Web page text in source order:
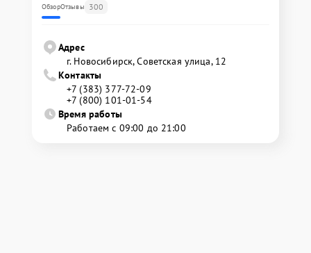
ОбзорОтзывы 300
Адрес
г. Новосибирск, Советская улица, 12
Контакты
+7 (383) 377-72-09
+7 (800) 101-01-54
Время работы
Работаем с 09:00 до 21:00